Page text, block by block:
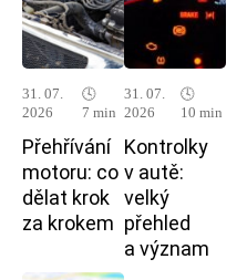
31. 07.
2026
🕓
7 min
Přehřívání
motoru: co
dělat krok
za krokem
31. 07.
2026
🕓
10 min
Kontrolky
v autě:
velký
přehled
a význam